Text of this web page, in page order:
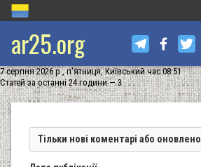
ar25.org
7 серпня 2026 р., п'ятниця, Київський час 08:51
Статей за останні 24 години — 3
Тільки нові коментарі або оновлено